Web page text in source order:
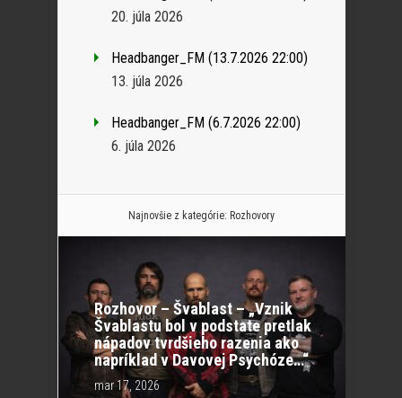
20. júla 2026
Headbanger_FM (13.7.2026 22:00)
13. júla 2026
Headbanger_FM (6.7.2026 22:00)
6. júla 2026
Najnovšie z kategórie: Rozhovory
Rozhovor – Švablast – „Vznik
Švablastu bol v podstate pretlak
nápadov tvrdšieho razenia ako
napríklad v Davovej Psychóze…“
mar 17, 2026